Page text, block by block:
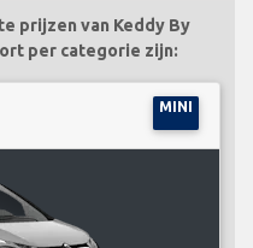
prijzen van Keddy By
per categorie zijn:
MINI